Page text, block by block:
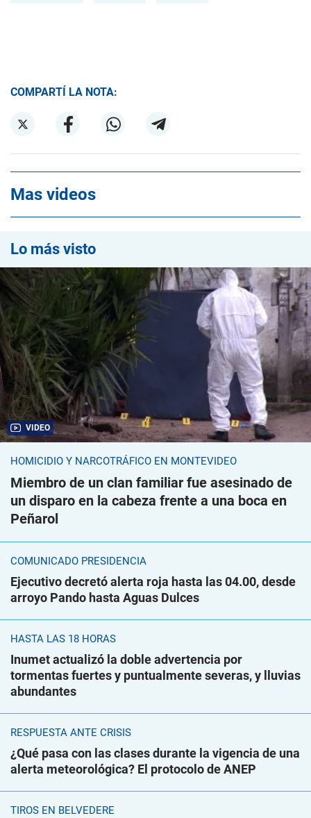
COMPARTÍ LA NOTA:
Mas videos
Lo más visto
VIDEO
HOMICIDIO Y NARCOTRÁFICO EN MONTEVIDEO
Miembro de un clan familiar fue asesinado de
un disparo en la cabeza frente a una boca en
Peñarol
COMUNICADO PRESIDENCIA
Ejecutivo decretó alerta roja hasta las 04.00, desde
arroyo Pando hasta Aguas Dulces
HASTA LAS 18 HORAS
Inumet actualizó la doble advertencia por
tormentas fuertes y puntualmente severas, y lluvias
abundantes
RESPUESTA ANTE CRISIS
¿Qué pasa con las clases durante la vigencia de una
alerta meteorológica? El protocolo de ANEP
TIROS EN BELVEDERE